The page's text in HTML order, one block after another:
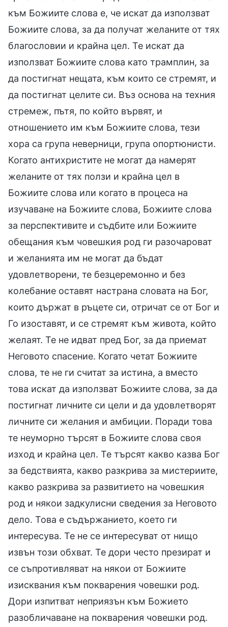
към Божиите слова е, че искат да използват
Божиите слова, за да получат желаните от тях
благословии и крайна цел. Те искат да
използват Божиите слова като трамплин, за
да постигнат нещата, към които се стремят, и
да постигнат целите си. Въз основа на техния
стремеж, пътя, по който вървят, и
отношението им към Божиите слова, тези
хора са група неверници, група опортюнисти.
Когато антихристите не могат да намерят
желаните от тях ползи и крайна цел в
Божиите слова или когато в процеса на
изучаване на Божиите слова, Божиите слова
за перспективите и съдбите или Божиите
обещания към човешкия род ги разочароват
и желанията им не могат да бъдат
удовлетворени, те безцеремонно и без
колебание оставят настрана словата на Бог,
които държат в ръцете си, отричат се от Бог и
Го изоставят, и се стремят към живота, който
желаят. Те не идват пред Бог, за да приемат
Неговото спасение. Когато четат Божиите
слова, те не ги считат за истина, а вместо
това искат да използват Божиите слова, за да
постигнат личните си цели и да удовлетворят
личните си желания и амбиции. Поради това
те неуморно търсят в Божиите слова своя
изход и крайна цел. Те търсят какво казва Бог
за бедствията, какво разкрива за мистериите,
какво разкрива за развитието на човешкия
род и някои задкулисни сведения за Неговото
дело. Това е съдържанието, което ги
интересува. Те не се интересуват от нищо
извън този обхват. Те дори често презират и
се съпротивляват на някои от Божиите
изисквания към покварения човешки род.
Дори изпитват неприязън към Божието
разобличаване на покварения човешки род.